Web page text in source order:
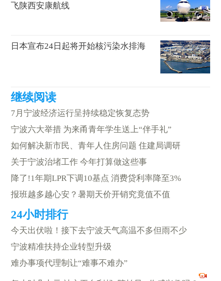
飞陕西安康航线
日本宣布24日起将开始核污染水排海
7月宁波经济运行呈持续稳定恢复态势
宁波六大举措 为来甬青年学生送上“伴手礼”
如何解决新市民、青年人住房问题 住建局调研
关于宁波治堵工作 今年打算做这些事
降了!1年期LPR下调10基点 消费贷利率降至3%
报班越多越心安？暑期天价开销究竟值不值
今天出伏啦！接下去宁波天气高温不多但雨不少
宁波精准扶持企业转型升级
难办事项代理制让“难事不难办”